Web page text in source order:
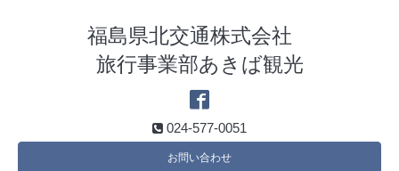
福島県北交通株式会社
旅行事業部あきば観光
024-577-0051
お問い合わせ